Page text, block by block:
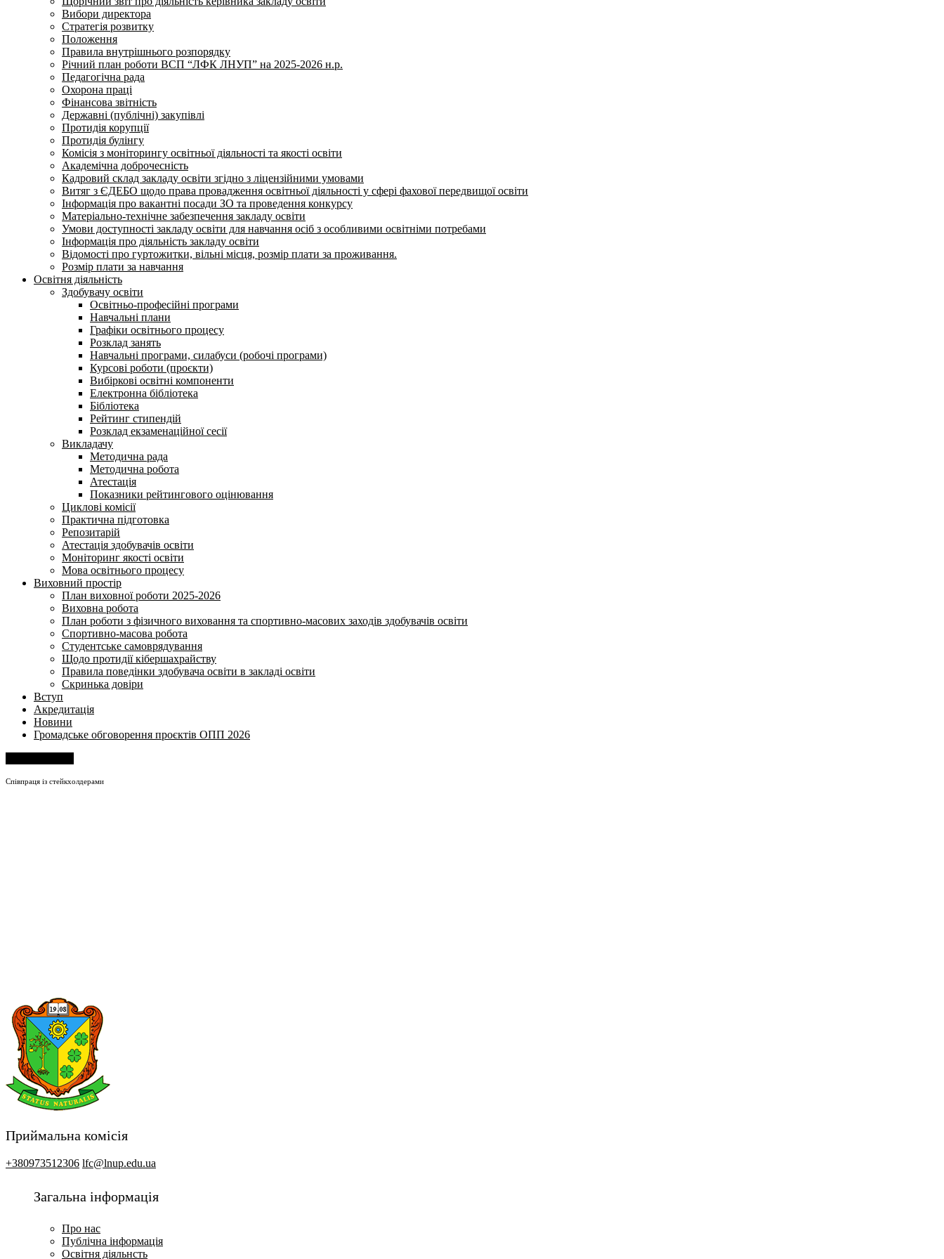
Вибори директора
Стратегія розвитку
Положення
Правила внутрішнього розпорядку
Річний план роботи ВСП “ЛФК ЛНУП” на 2025-2026 н.р.
Педагогічна рада
Охорона праці
Фінансова звітність
Державні (публічні) закупівлі
Протидія корупції
Протидія булінгу
Комісія з моніторингу освітньої діяльності та якості освіти
Академічна доброчесність
Кадровий склад закладу освіти згідно з ліцензійними умовами
Витяг з ЄДЕБО щодо права провадження освітньої діяльності у сфері фахової передвищої освіти
Інформація про вакантні посади ЗО та проведення конкурсу
Матеріально-технічне забезпечення закладу освіти
Умови доступності закладу освіти для навчання осіб з особливими освітніми потребами
Інформація про діяльність закладу освіти
Відомості про гуртожитки, вільні місця, розмір плати за проживання.
Розмір плати за навчання
Освітня діяльність
Здобувачу освіти
Освітньо-професійні програми
Навчальні плани
Графіки освітнього процесу
Розклад занять
Навчальні програми, силабуси (робочі програми)
Курсові роботи (проєкти)
Вибіркові освітні компоненти
Електронна бібліотека
Бібліотека
Рейтинг стипендій
Розклад екзаменаційної сесії
Викладачу
Методична рада
Методична робота
Атестація
Показники рейтингового оцінювання
Циклові комісії
Практична підготовка
Репозитарій
Атестація здобувачів освіти
Моніторинг якості освіти
Мова освітнього процесу
Виховний простір
План виховної роботи 2025-2026
Виховна робота
План роботи з фізичного виховання та спортивно-масових заходів здобувачів освіти
Спортивно-масова робота
Студентське самоврядування
Щодо протидії кібершахрайству
Правила поведінки здобувача освіти в закладі освіти
Скринька довіри
Вступ
Акредитація
Новини
Громадське обговорення проєктів ОПП 2026
Співпраця із стейкхолдерами
Приймальна комісія
+380973512306 lfc@lnup.edu.ua
Загальна інформація
Про нас
Публічна інформація
Освітня діяльнсть